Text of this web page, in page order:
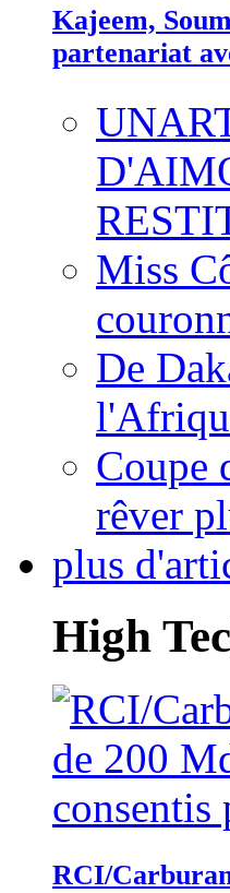
Kajeem,
partenariat
Miss
De
Coupe
rêver
plus
High
RCI/